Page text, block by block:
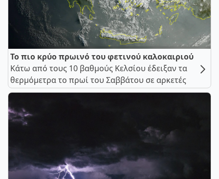
Το πιο κρύο πρωινό του φετινού καλοκαιριού
Κάτω από τους 10 βαθμούς Κελσίου έδειξαν τα
θερμόμετρα το πρωί του Σαββάτου σε αρκετές